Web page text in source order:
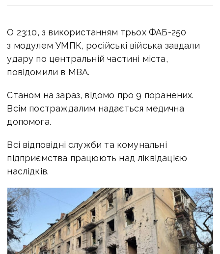
О 23:10, з використанням трьох ФАБ-250
з модулем УМПК, російські війська завдали
удару по центральній частині міста,
повідомили в МВА.
Станом на зараз, відомо про 9 поранених.
Всім постраждалим надається медична
допомога.
Всі відповідні служби та комунальні
підприємства працюють над ліквідацією
наслідків.